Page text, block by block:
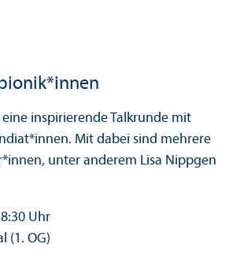
eine inspirierende Talkrunde mit
Mit dabei sind mehrere
unter anderem Lisa Nippgen
Uhr
(1. OG)